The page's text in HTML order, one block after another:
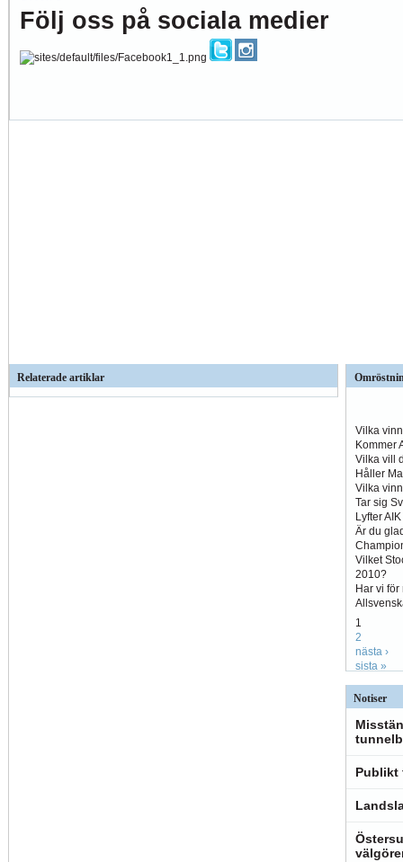
Följ oss på sociala medier
Relaterade artiklar
Vilka
Kommer
Vilka vill
Håller
Vilka
Tar sig
Lyfter
Är du
Vilket
2010?
Har vi
1
2
nästa ›
sista »
Notiser
Publikt